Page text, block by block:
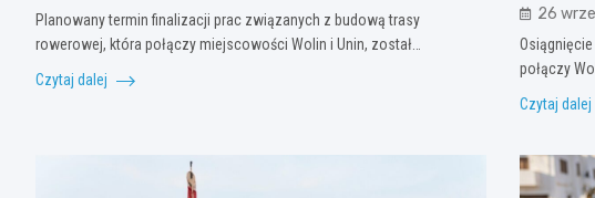
Planowany termin finalizacji prac związanych z budową trasy
rowerowej, która połączy miejscowości Wolin i Unin, został…
Czytaj dalej
26
połączy
Czytaj dalej